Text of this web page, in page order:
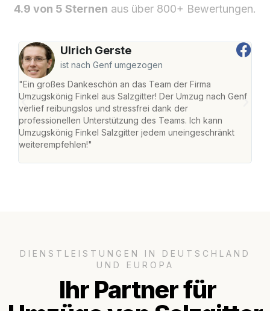
4.9 von 5 Sternen aus über 800+ Bewertungen.
Ulrich Gerste
ist nach Genf umgezogen
"Ein großes Dankeschön an das Team der Firma
Umzugskönig Finkel aus Salzgitter! Der Umzug nach Genf
verlief reibungslos und stressfrei dank der
professionellen Unterstützung des Teams. Ich kann
Umzugskönig Finkel Salzgitter jedem uneingeschränkt
weiterempfehlen!"
DIENSTLEISTUNGEN IN DEUTSCHLAND
UND EUROPA
Ihr Partner für